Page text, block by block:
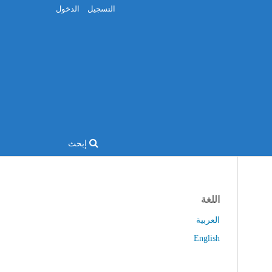
إبحث
التسجيل الدخول
اللغة
العربية
English